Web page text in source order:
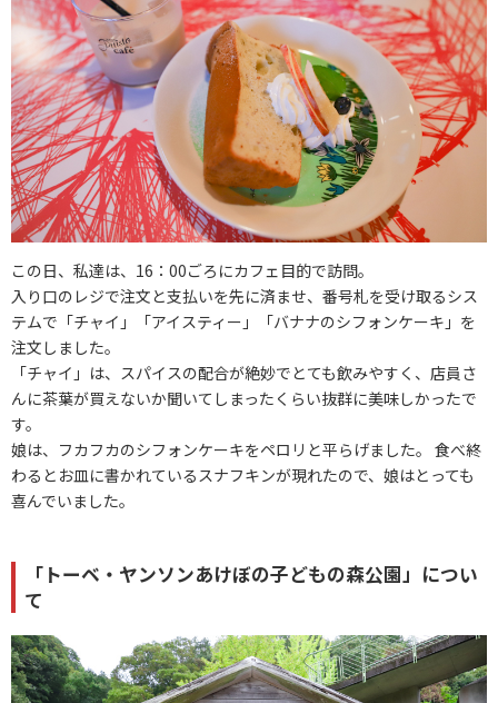
この日、私達は、16：00ごろにカフェ目的で訪問。
入り口のレジで注文と支払いを先に済ませ、番号札を受け取るシス
テムで「チャイ」「アイスティー」「バナナのシフォンケーキ」を
注文しました。
「チャイ」は、スパイスの配合が絶妙でとても飲みやすく、店員さ
んに茶葉が買えないか聞いてしまったくらい抜群に美味しかったで
す。
娘は、フカフカのシフォンケーキをペロリと平らげました。 食べ終
わるとお皿に書かれているスナフキンが現れたので、娘はとっても
喜んでいました。
「トーベ・ヤンソンあけぼの子どもの森公園」につい
て